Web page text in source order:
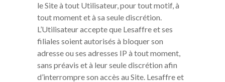
le Site à tout Utilisateur, pour tout motif, à
tout moment et à sa seule discrétion.
L’Utilisateur accepte que Lesaffre et ses
filiales soient autorisés à bloquer son
adresse ou ses adresses IP à tout moment,
sans préavis et à leur seule discrétion afin
d’interrompre son accès au Site. Lesaffre et